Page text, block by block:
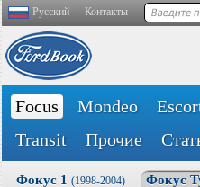
Русский Контакты
Focus Mondeo
Transit
Прочие
Фокус 1 (1998-2004) Фокус